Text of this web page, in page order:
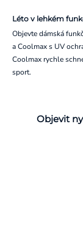
Léto v lehkém
Objevte dámská
a Coolmax s UV
Coolmax rychle
sport.
Objevit